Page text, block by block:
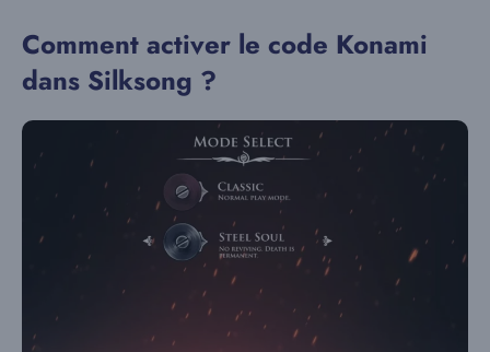
Comment activer le code Konami
dans Silksong ?